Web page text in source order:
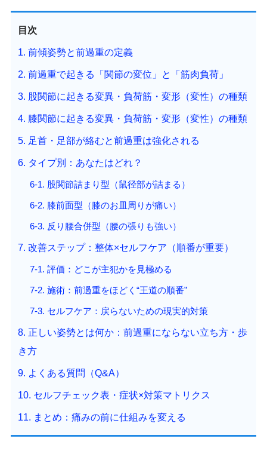
目次
1. 前傾姿勢と前過重の定義
2. 前過重で起きる「関節の変位」と「筋肉負荷」
3. 股関節に起きる変異・負荷筋・変形（変性）の種類
4. 膝関節に起きる変異・負荷筋・変形（変性）の種類
5. 足首・足部が絡むと前過重は強化される
6. タイプ別：あなたはどれ？
6-1. 股関節詰まり型（鼠径部が詰まる）
6-2. 膝前面型（膝のお皿周りが痛い）
6-3. 反り腰合併型（腰の張りも強い）
7. 改善ステップ：整体×セルフケア（順番が重要）
7-1. 評価：どこが主犯かを見極める
7-2. 施術：前過重をほどく“王道の順番”
7-3. セルフケア：戻らないための現実的対策
8. 正しい姿勢とは何か：前過重にならない立ち方・歩
き方
9. よくある質問（Q&A）
10. セルフチェック表・症状×対策マトリクス
11. まとめ：痛みの前に仕組みを変える